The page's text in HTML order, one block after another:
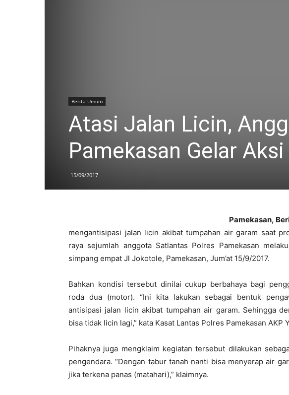
Berita Umum
Atasi Jalan Licin,
Pamekasan Gelar Aksi
15/09/2017
Pamekasan,
mengantisipasi jalan licin akibat tumpahan air garam saat
raya sejumlah anggota Satlantas Polres Pamekasan
simpang empat Jl Jokotole, Pamekasan, Jum’at 15/9/2017.
Bahkan kondisi tersebut dinilai cukup berbahaya bagi
roda dua (motor). “Ini kita lakukan sebagai bentuk
antisipasi jalan licin akibat tumpahan air garam. Sehingga
bisa tidak licin lagi,” kata Kasat Lantas Polres Pamekasan AKP
Pihaknya juga mengklaim kegiatan tersebut dilakukan
pengendara. “Dengan tabur tanah nanti bisa menyerap air
jika terkena panas (matahari),” klaimnya.